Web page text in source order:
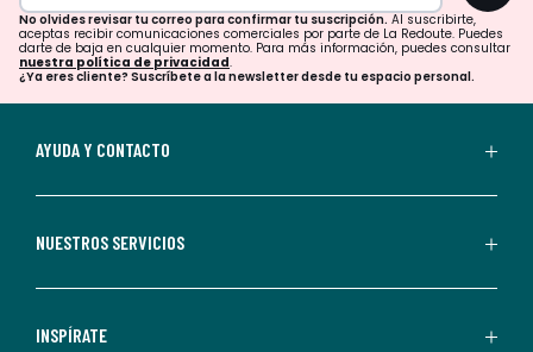
para
confirmar
tu
suscripción.
aceptas
comerciales
personalizadas
No olvides revisar tu correo para confirmar tu suscripción.Al suscribirte,
aceptas recibir comunicaciones comerciales por parte de La Redoute. Puedes
darte de baja en cualquier momento. Para más información, puedes consultar
nuestra política de privacidad.
¿Ya eres cliente? Suscríbete a la newsletter desde tu espacio personal.
AYUDA Y CONTACTO
NUESTROS SERVICIOS
INSPÍRATE